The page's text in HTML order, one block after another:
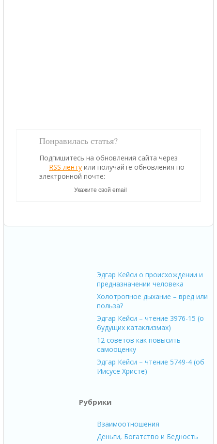
Понравилась статья?
Подпишитесь на обновления сайта через
RSS ленту или получайте обновления по
электронной почте:
Эдгар Кейси о происхождении и
предназначении человека
Холотропное дыхание – вред или
польза?
Эдгар Кейси – чтение 3976-15 (о
будущих катаклизмах)
12 советов как повысить
самооценку
Эдгар Кейси – чтение 5749-4 (об
Иисусе Христе)
Рубрики
Взаимоотношения
Деньги, Богатство и Бедность